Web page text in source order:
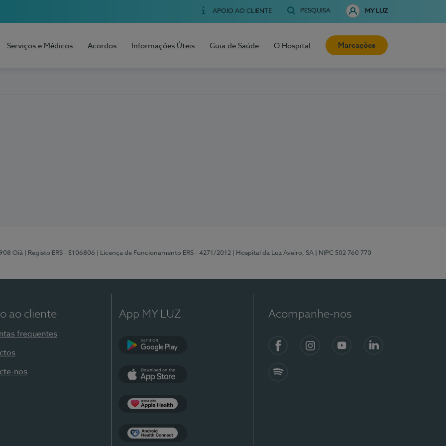
APOIO AO CLIENTE PESQUISA MY LUZ
Serviços e Médicos Acordos Informações Úteis Guia de Saúde O Hospital Marcações
Oiã | Registo ERS - E106806 | Licença de Funcionamento ERS - 4271/2012 | Hospital da Luz Aveiro, SA | NIPC 502 760 770
ao cliente
frequentes
nos
App MY LUZ Acompanhe-nos